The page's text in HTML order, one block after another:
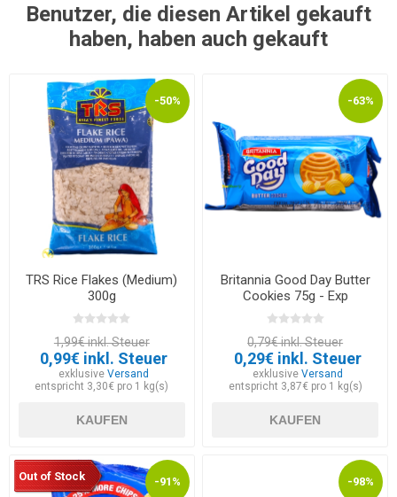
Benutzer, die diesen Artikel gekauft
haben, haben auch gekauft
-50%
TRS Rice Flakes (Medium)
300g
1,99€ inkl. Steuer
0,99€ inkl. Steuer
exklusiveVersand
entspricht 3,30€ pro 1 kg(s)
KAUFEN
-63%
Britannia Good Day Butter
Cookies 75g - Exp
23.08.2026
0,79€ inkl. Steuer
0,29€ inkl. Steuer
exklusive Versand
entspricht 3,87€ pro 1 kg(s)
KAUFEN
-91%
Out of Stock -98%